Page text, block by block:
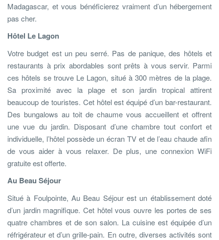
Madagascar, et vous bénéficierez vraiment d’un hébergement
pas cher.
Hôtel Le Lagon
Votre budget est un peu serré. Pas de panique, des hôtels et
restaurants à prix abordables sont prêts à vous servir. Parmi
ces hôtels se trouve Le Lagon, situé à 300 mètres de la plage.
Sa proximité avec la plage et son jardin tropical attirent
beaucoup de touristes. Cet hôtel est équipé d’un bar-restaurant.
Des bungalows au toit de chaume vous accueillent et offrent
une vue du jardin. Disposant d’une chambre tout confort et
individuelle, l’hôtel possède un écran TV et de l’eau chaude afin
de vous aider à vous relaxer. De plus, une connexion WiFi
gratuite est offerte.
Au Beau Séjour
Situé à Foulpointe, Au Beau Séjour est un établissement doté
d’un jardin magnifique. Cet hôtel vous ouvre les portes de ses
quatre chambres et de son salon. La cuisine est équipée d’un
réfrigérateur et d’un grille-pain. En outre, diverses activités sont